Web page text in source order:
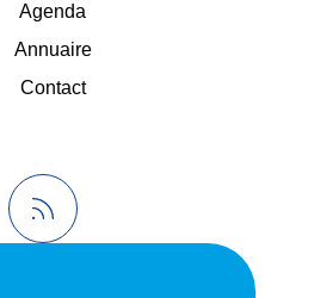
Agenda
Annuaire
Contact